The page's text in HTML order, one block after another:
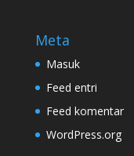
Meta
Masuk
Feed entri
Feed komentar
WordPress.org